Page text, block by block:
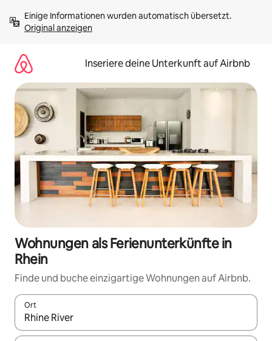
Inhalten
springenOriginal anzeigen
Inseriere deine Unterkunft auf Airbnb
Wohnungen als Ferienunterkünfte in
Rhein
Finde und buche einzigartige Wohnungen auf Airbnb.
Ort
Wenn Ergebnisse verfügbar sind, navigiere mit den